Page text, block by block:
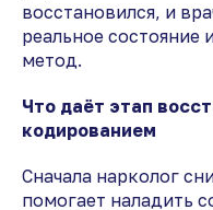
восстановился, и
реальное
метод.
Что даёт этап
кодированием
Сначала нарколог
помогает наладить